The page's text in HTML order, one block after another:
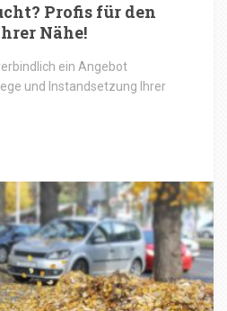
Profis für den
Nähe!
ein Angebot
und Instandsetzung Ihrer